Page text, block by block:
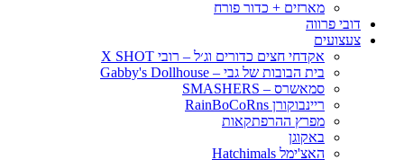
מארזים + כדור פורח
דובי פרווה
צעצועים
אקדחי חצים כדורים וג׳ל – רובי X SHOT
בית הבובות של גבי – Gabby's Dollhouse
סמאשרס – SMASHERS
ריינבוקורן RainBoCoRns
מפרץ ההרפתקאות
באקוגן
האצ'ימל Hatchimals